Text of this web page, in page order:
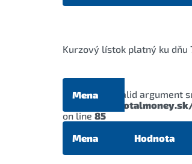
Kurzový lístok platný ku dňu
Warning
: Invalid argument
/data/web/
on line85
Mena
Hodnota
Mena